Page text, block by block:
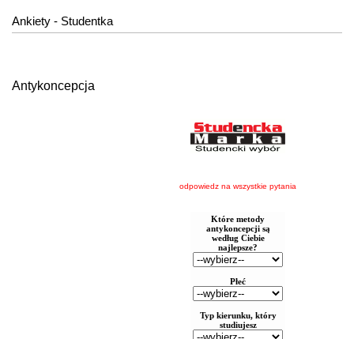
Ankiety - Studentka
Antykoncepcja
odpowiedz na wszystkie pytania